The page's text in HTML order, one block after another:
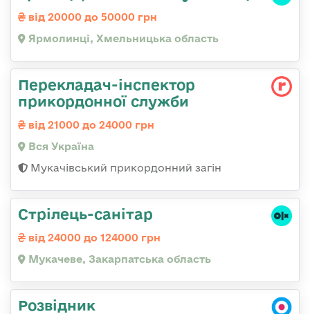
від 20000 до 50000 грн
Ярмолинці, Хмельницька область
Перекладач-інспектор
прикордонної служби
від 21000 до 24000 грн
Вся Україна
Мукачівський прикордонний загін
Стрілець-санітар
від 24000 до 124000 грн
Мукачеве, Закарпатська область
Розвідник